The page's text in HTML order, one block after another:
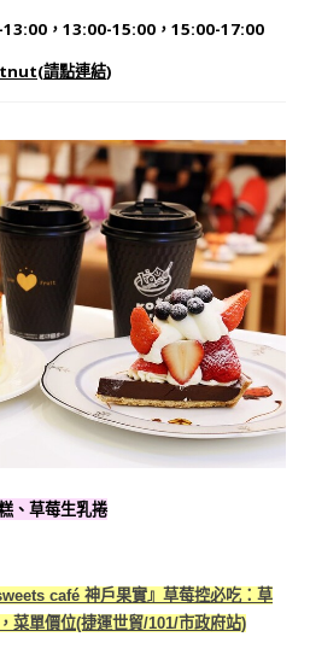
13:00，13:00-15:00，15:00-17:00
(請點連結)
、草莓生乳捲
café 神戶果實』草莓控必吃：草
菜單價位(捷運世貿/101/市政府站)